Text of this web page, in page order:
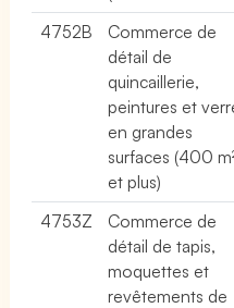
4752B
Commerce de
détail de
quincaillerie,
peintures et
en grandes
surfaces (400
et plus)
4753Z
Commerce de
détail de tapis,
moquettes et
revêtements de